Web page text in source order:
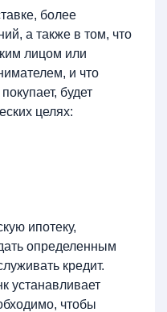
более
а также в том, что
лицом или
и что
будет
целях:
ипотеку,
определенным
кредит.
устанавливает
чтобы